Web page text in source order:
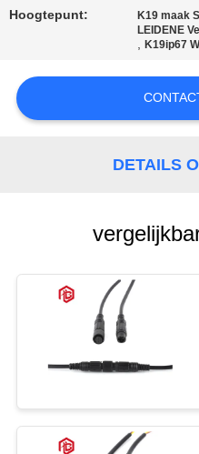
Hoogtepunt: K19 maak
LEIDENE
,K19ip67
DETAILS